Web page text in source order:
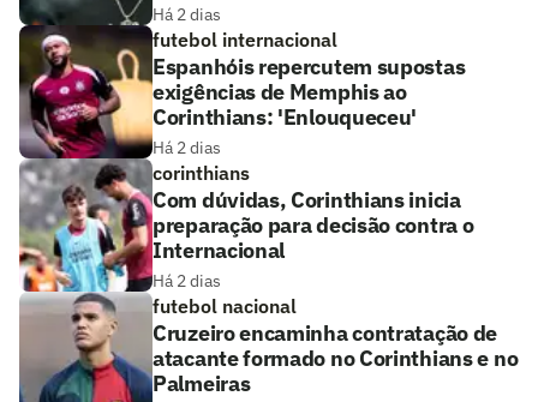
Há 2 dias
futebol internacional
Espanhóis repercutem supostas
exigências de Memphis ao
Corinthians: 'Enlouqueceu'
Há 2 dias
corinthians
Com dúvidas, Corinthians inicia
preparação para decisão contra o
Internacional
Há 2 dias
futebol nacional
Cruzeiro encaminha contratação de
atacante formado no Corinthians e no
Palmeiras